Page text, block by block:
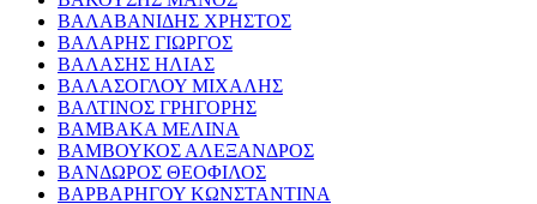
ΒΑΛΑΒΑΝΙΔΗΣ ΧΡΗΣΤΟΣ
ΒΑΛΑΡΗΣ ΓΙΩΡΓΟΣ
ΒΑΛΑΣΗΣ ΗΛΙΑΣ
ΒΑΛΑΣΟΓΛΟΥ ΜΙΧΑΛΗΣ
ΒΑΛΤΙΝΟΣ ΓΡΗΓΟΡΗΣ
ΒΑΜΒΑΚΑ ΜΕΛΙΝΑ
ΒΑΜΒΟΥΚΟΣ ΑΛΕΞΑΝΔΡΟΣ
ΒΑΝΔΩΡΟΣ ΘΕΟΦΙΛΟΣ
ΒΑΡΒΑΡΗΓΟΥ ΚΩΝΣΤΑΝΤΙΝΑ